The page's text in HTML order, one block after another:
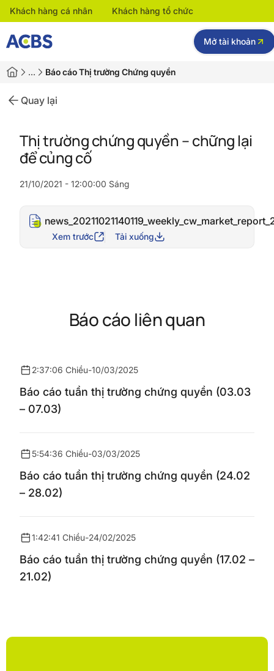
Khách hàng cá nhân Khách hàng tổ chức
Mở tài khoản
… Báo cáo Thị trường Chứng quyền
Quay lại
Thị trường chứng quyền – chững lại
để củng cố
21/10/2021 - 12:00:00 Sáng
Xem trước Tải xuống
Báo cáo liên quan
2:37:06 Chiều-10/03/2025
Báo cáo tuần thị trường chứng quyền (03.03
– 07.03)
5:54:36 Chiều-03/03/2025
Báo cáo tuần thị trường chứng quyền (24.02
– 28.02)
1:42:41 Chiều-24/02/2025
Báo cáo tuần thị trường chứng quyền (17.02 –
21.02)